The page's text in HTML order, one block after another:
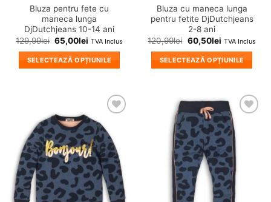
Bluza pentru fete cu
maneca lunga
DjDutchjeans 10-14 ani
129,99lei 65,00lei TVA Inclus
SELECTEAZĂ OPȚIUNILE
mai
multe
variații.
Opțiunile
pot
fi
alese
Bluza cu maneca lunga
pentru fetite DjDutchjeans
2-8 ani
120,99lei 60,50lei TVA Inclus
SELECTEAZĂ OPȚIUNILE
are
mai
multe
variații.
Opțiunile
pot
alese
Adauga
in
wishlist!
Adauga
wishlist!